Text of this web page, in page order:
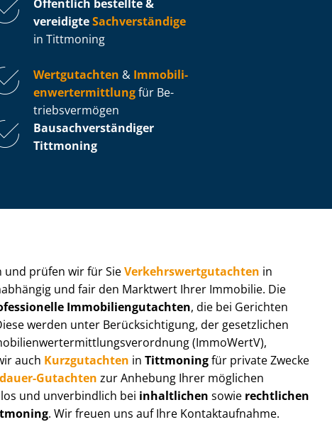
Öffentlich bestellte &
vereidigteSachverständige
in Tittmoning
Wertgutachten & Im­mo­bi­li­
en­wert­ermitt­lungfür Be­
triebs­ver­mö­gen
Bau­sach­ver­stän­di­ger
Tittmoning
und prüfen wir für SieVer­kehrs­wert­gut­ach­ten in
und fair den Marktwert Ihrer Immobilie. Die
Im­mo­bi­li­en­gut­ach­ten, die bei Gerichten
werden unter Be­rück­sich­ti­gung, der gesetzlichen
(ImmoWertV),
auch Kurzgutachten in Tittmoningfür private Zwecke
Gutachten zur Anhebung Ihrer möglichen
und unverbindlich bei inhaltlichen sowie rechtlichen
. Wir freuen uns auf Ihre Kontaktaufnahme.